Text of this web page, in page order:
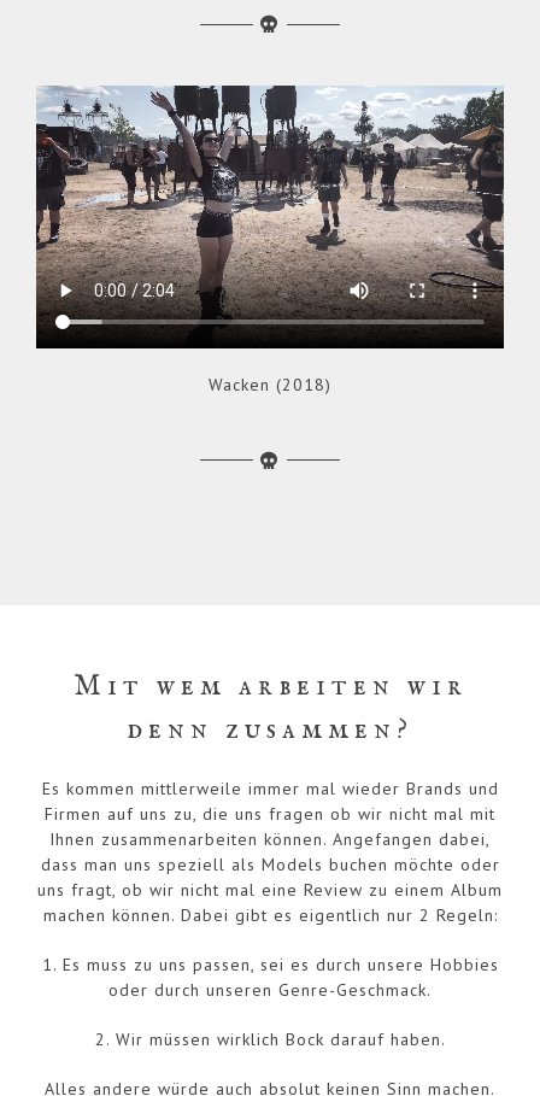
Wacken (2018)
Mit wem arbeiten wir
denn zusammen?
Es kommen mittlerweile immer mal wieder Brands und
Firmen auf uns zu, die uns fragen ob wir nicht mal mit
Ihnen zusammenarbeiten können. Angefangen dabei,
dass man uns speziell als Models buchen möchte oder
uns fragt, ob wir nicht mal eine Review zu einem Album
machen können. Dabei gibt es eigentlich nur 2 Regeln:
1. Es muss zu uns passen, sei es durch unsere Hobbies
oder durch unseren Genre-Geschmack.
2. Wir müssen wirklich Bock darauf haben.
Alles andere würde auch absolut keinen Sinn machen.